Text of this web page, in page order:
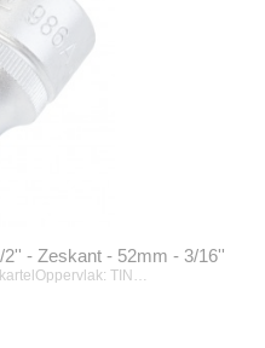
- Zeskant - 52mm - 3/16''
TIN…